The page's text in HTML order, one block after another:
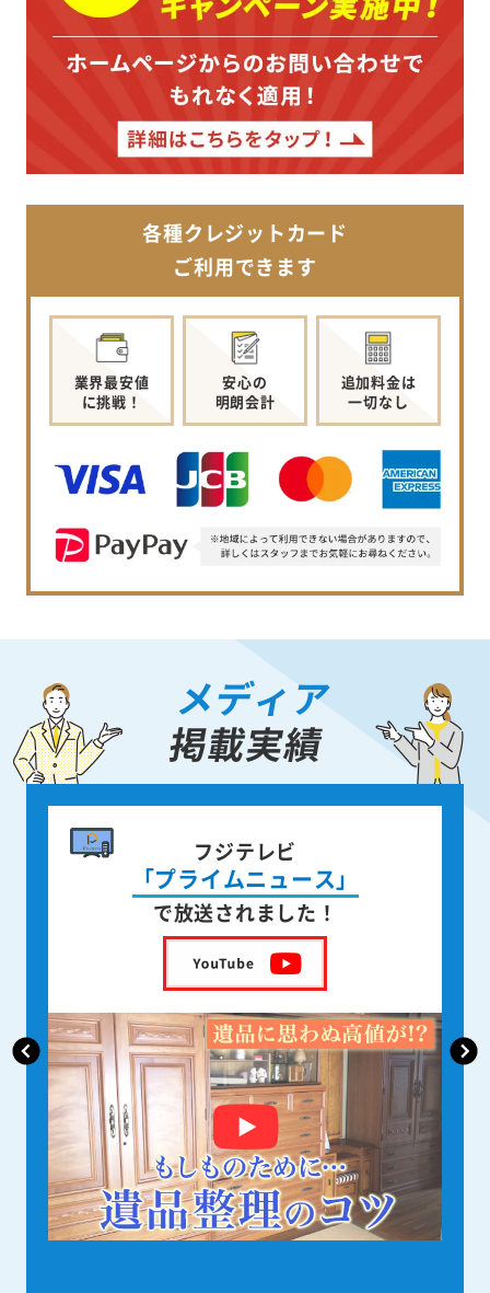
各種クレジットカード
ご利用できます
業界最安値
に挑戦！
安心の
明朗会計
追加料金は
一切なし
メディア
掲載実績
書籍出版
身近な人が
亡くなった後の遺品整理
を出版しました！